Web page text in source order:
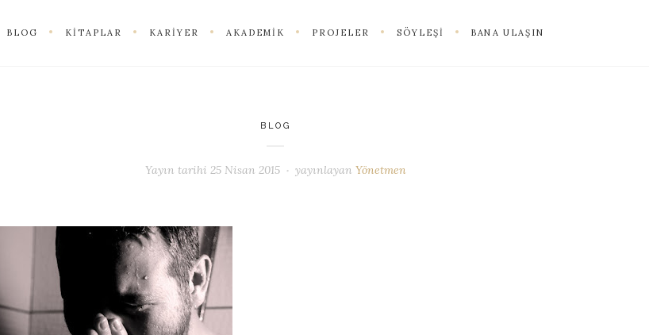
BLOG KITAPLAR KARIYER AKADEMIK PROJELER SÖYLEŞI BANA ULAŞIN
BLOG
Yayın tarihi 25 Nisan 2015 yayınlayanYönetmen